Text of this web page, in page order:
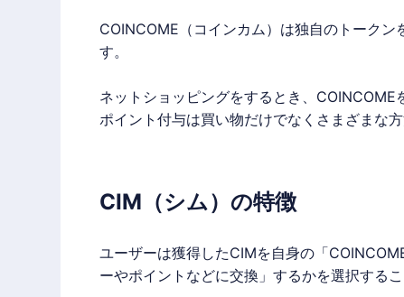
COINCOME （コインカム）は独自のトーク
す。
ネットショッピングをするとき、 COINCOME
ポイント付与は買い物だけでなくさまざまな
CIM（シム）の特徴
ユーザーは獲得したCIMを自身の「
ーやポイントなどに交換」するかを選択するこ